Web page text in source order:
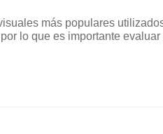
más populares
lo que es importante